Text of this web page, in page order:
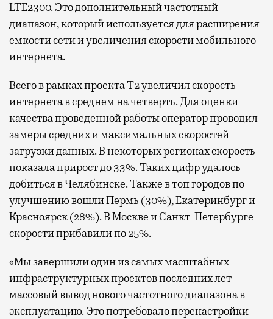
LTE2300. Это дополнительный частотный
диапазон, который используется для расширения
емкости сети и увеличения скорости мобильного
интернета.
Всего в рамках проекта Т2 увеличил скорость
интернета в среднем на четверть. Для оценки
качества проведенной работы оператор проводил
замеры средних и максимальных скоростей
загрузки данных. В некоторых регионах скорость
показала прирост до 33%. Таких цифр удалось
добиться в Челябинске. Также в топ городов по
улучшению вошли Пермь (30%), Екатеринбург и
Красноярск (28%). В Москве и Санкт-Петербурге
скорости прибавили по 25%.
«Мы завершили один из самых масштабных
инфраструктурных проектов последних лет —
массовый вывод нового частотного диапазона в
эксплуатацию. Это потребовало перенастройки